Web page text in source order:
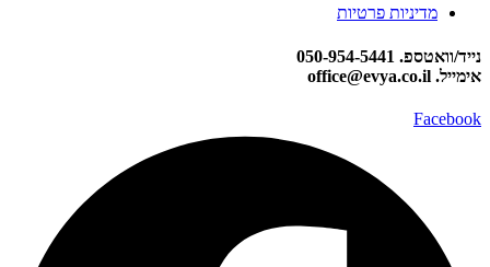
מדיניות פרטיות
נייד/וואטספ. 050-954-5441
אימייל. office@evya.co.il
Facebook